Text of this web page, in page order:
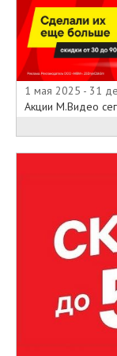
доступным
можно больше
могли приобрести
возможные
и гаджеты, а
подробную и
консультацию по
применению.
ДНС Вы можете
официальный
магазина
компании. Здесь
товары
компьютеры и
ноутбуки,
персональным
1 мая 2025 - 31
Акции М.Видео